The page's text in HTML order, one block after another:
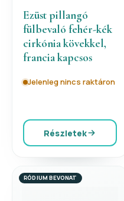
Ezüst pillangó
fülbevaló fehér-kék
cirkónia kövekkel,
francia kapcsos
Jelenleg nincs raktáron
Részletek
RÓDIUM BEVONAT